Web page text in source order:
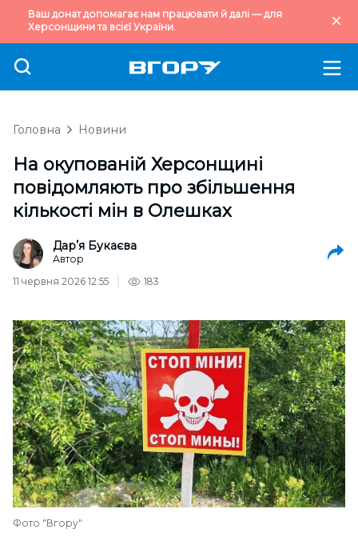
Ваш донат допомагає нам працювати й далі — для
Херсонщини та всієї України.
Головна Новини
На окупованій Херсонщині
повідомляють про збільшення
кількості мін в Олешках
Дарʼя Букаєва
Автор
11 червня 2026 12:55
183
Фото "Вгору"